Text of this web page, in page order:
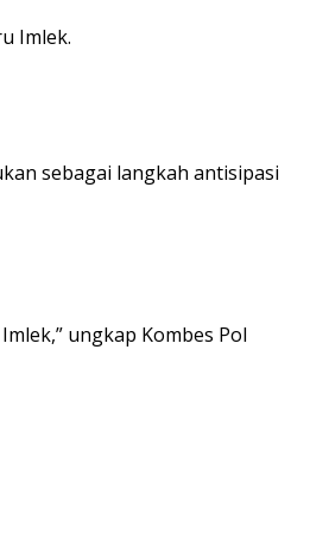
Imlek.
sebagai langkah antisipasi
ungkap Kombes Pol